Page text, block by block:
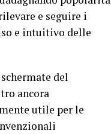
e seguire i
e intuitivo delle
del
ancora
utile per le